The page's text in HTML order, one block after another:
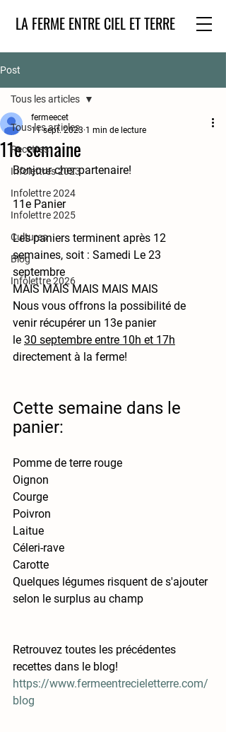
LA FERME ENTRE CIEL ET TERRE
Post
Tous les articles
Recettes
Infolettres 2023
Infolettre 2024
Infolettre 2025
Cultures
Blog
Infolettre 2026
Tous les articles
11e semaine
fermeecet
11 sept. 2023 1 min de lecture
Bonjour cher partenaire!
11e Panier
Les paniers terminent après 12
semaines, soit : Samedi Le 23
septembre
MAIS MAIS MAIS MAIS MAIS
Nous vous offrons la possibilité de
venir récupérer un 13e panier
le 30 septembre entre 10h et 17h
directement à la ferme!
Cette semaine dans le
panier:
Pomme de terre rouge
Oignon
Courge
Poivron
Laitue
Céleri-rave
Carotte
Quelques légumes risquent de s'ajouter
selon le surplus au champ
Retrouvez toutes les précédentes
recettes dans le blog!
https://www.fermeentrecieletterre.com/
blog